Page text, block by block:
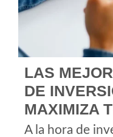
LAS
DE
MAXIMIZA
A la hora de